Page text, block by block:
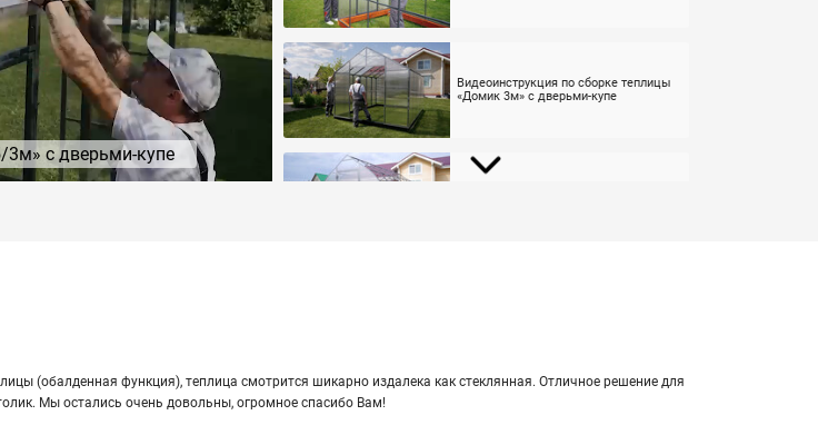
с дверьми-купе
Видеоинструкция по сборке теплицы
«Домик 3м» с дверьми-купе
(обал­ден­ная функ­ция), теп­ли­ца смот­рит­ся ши­кар­но из­да­ле­ка как стек­лян­ная. От­лич­ное ре­ше­ние для
Мы оста­лись очень до­воль­ны, огром­ное спа­си­бо Вам!